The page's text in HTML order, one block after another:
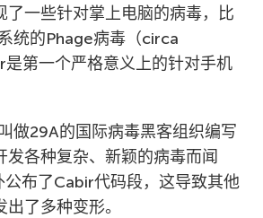
了一些针对掌上电脑的病毒，比
统的Phage病毒（circa
第一个严格意义上的针对手机
做29A的国际病毒黑客组织编写
发各种复杂、新颖的病毒而闻
布了Cabir代码段，这导致其他
了多种变形。